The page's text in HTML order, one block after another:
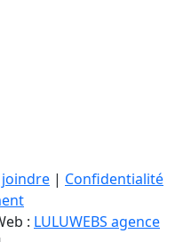
| Confidentialité
: LULUWEBS agence